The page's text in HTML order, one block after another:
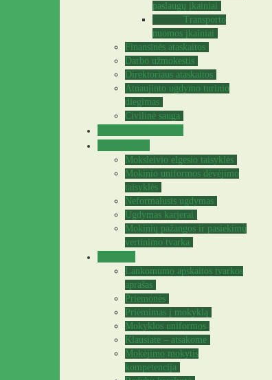
paslaugų įkainiai
Transporto
nuomos įkainiai
Finansinės ataskaitos
Darbo užmokestis
Direktoriaus ataskaitos
Atnaujinto ugdymo turinio
diegimas
Civilinė sauga
Moksleivio elgesio taisyklės
Mokinio uniformos dėvėjimo
taisyklės
Neformalusis ugdymas
Ugdymas karjerai
Mokinių pažangos ir pasiekimų
vertinimo tvarka
Lankomumo apskaitos tvarkos
aprašas
Priemonės
Priėmimas į mokyklą
Mokyklos uniformos
Klausiate – atsakome
Mokėjimo mokytis
kompetencija